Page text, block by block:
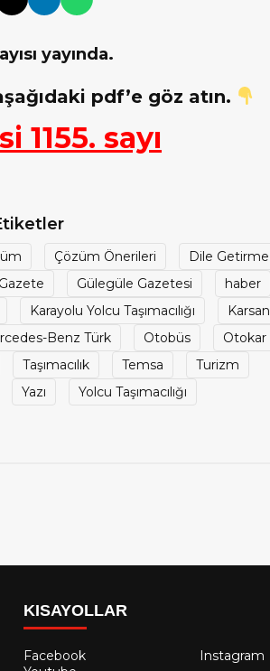
yayında.
pdf’e göz atın.
1155. sayı
Çözüm Önerileri
Dile Getirme
Gazete Gülegüle Gazetesi
haber
Karayolu Yolcu Taşımacılığı
Karsan
Benz Türk Otobüs
Otokar
Taşımacılık Temsa
Turizm
Yazı Yolcu Taşımacılığı
KISAYOLLAR
Facebook
Instagram